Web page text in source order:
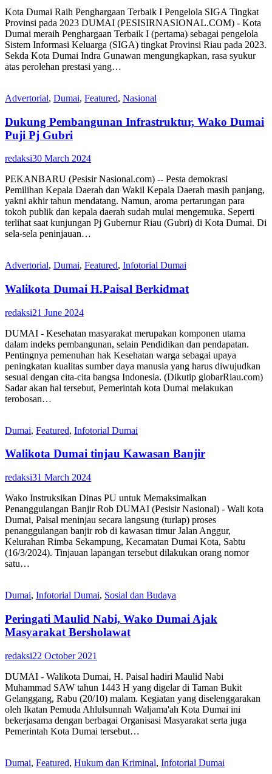
Kota Dumai Raih Penghargaan Terbaik I Pengelola SIGA Tingkat
Provinsi pada 2023 DUMAI (PESISIRNASIONAL.COM) - Kota
Dumai meraih Penghargaan Terbaik I (pertama) sebagai pengelola
Sistem Informasi Keluarga (SIGA) tingkat Provinsi Riau pada 2023.
Sekda Kota Dumai Indra Gunawan mengungkapkan, rasa syukur
atas perolehan prestasi yang…
Advertorial, Dumai, Featured, Nasional
Dukung Pembangunan Infrastruktur, Wako Dumai
Puji Pj Gubri
redaksi30 March 2024
PEKANBARU (Pesisir Nasional.com) -- Pesta demokrasi
Pemilihan Kepala Daerah dan Wakil Kepala Daerah masih panjang,
yakni akhir tahun mendatang. Namun, aroma pertarungan para
tokoh publik dan kepala daerah sudah mulai mengemuka. Seperti
terlihat saat kunjungan Pj Gubernur Riau (Gubri) di Kota Dumai. Di
sela-sela peninjauan…
Advertorial, Dumai, Featured, Infotorial Dumai
Walikota Dumai H.Paisal Berkidmat
redaksi21 June 2024
DUMAI - Kesehatan masyarakat merupakan komponen utama
dalam indeks pembangunan, selain Pendidikan dan pendapatan.
Pentingnya pemenuhan hak Kesehatan warga sebagai upaya
peningkatan kualitas sumber daya manusia yang harus diwujudkan
sesuai dengan cita-cita bangsa Indonesia. (Dikutip globarRiau.com)
Sadar akan hal tersebut, Pemerintah kota Dumai melakukan
terobosan…
Dumai, Featured, Infotorial Dumai
Walikota Dumai tinjau Kawasan Banjir
redaksi31 March 2024
Wako Instruksikan Dinas PU untuk Memaksimalkan
Penanggulangan Banjir Rob DUMAI (Pesisir Nasional) - Wali kota
Dumai, Paisal meninjau secara langsung (turlap) proses
penanggulangan banjir rob di kawasan timur Jalan Anggur,
Kelurahan Rimba Sekampung, Kecamatan Dumai Kota, Sabtu
(16/3/2024). Tinjauan lapangan tersebut dilakukan orang nomor
satu…
Dumai, Infotorial Dumai, Sosial dan Budaya
Peringati Maulid Nabi, Wako Dumai Ajak
Masyarakat Bersholawat
redaksi22 October 2021
DUMAI - Walikota Dumai, H. Paisal hadiri Maulid Nabi
Muhammad SAW tahun 1443 H yang digelar di Taman Bukit
Gelanggang, Rabu (20/10) malam. Kegiatan yang diselenggarakan
oleh Ikatan Pemuda Ahlulsunnah Waljama'ah Kota Dumai ini
bekerjasama dengan berbagai Organisasi Masyarakat serta juga
Pemerintah Kota Dumai tersebut…
Dumai, Featured, Hukum dan Kriminal, Infotorial Dumai